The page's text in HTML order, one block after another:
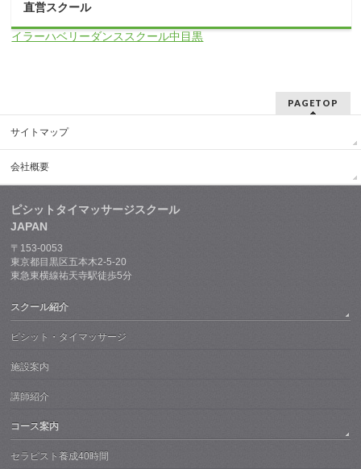
直営スクール
イラーハベリーダンススクール中目黒
PAGETOP
サイトマップ
会社概要
ピシットタイマッサージスクール
JAPAN
〒153-0053
東京都目黒区五本木2-5-20
東急東横線祐天寺駅徒歩5分
スクール紹介
ピシット・タイマッサージ
施設案内
講師紹介
コース案内
セラピスト養成40時間